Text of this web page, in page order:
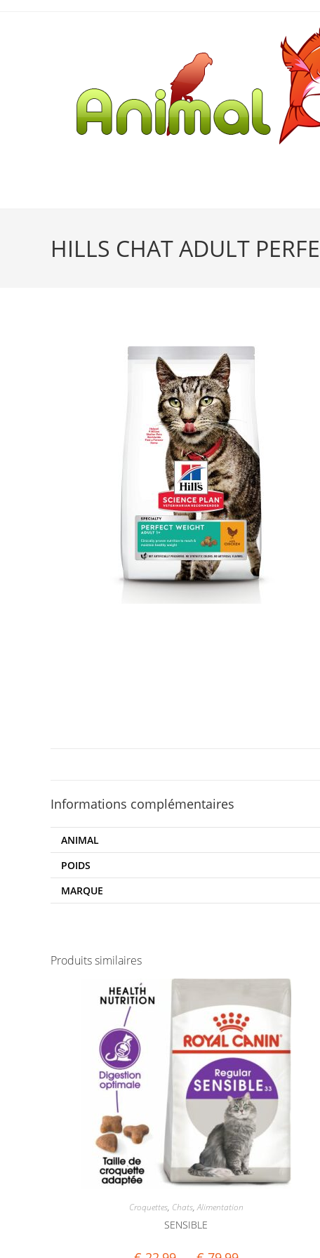
HILLS CHAT ADULT
Informations complémentaires
ANIMAL
POIDS
MARQUE
Produits similaires
Croquettes, Chats,Alimentation
SENSIBLE